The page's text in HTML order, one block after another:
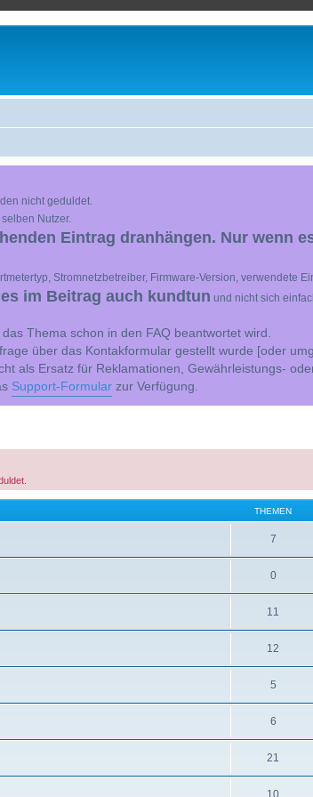
nicht geduldet.
Nutzer.
Eintrag dranhängen. Nur wenn
Stromnetzbetreiber, Firmware-Version, verwendete
im Beitrag auch kundtun und nicht sich
Thema schon in den FAQ beantwortet wird.
über das Kontakformular gestellt wurde [oder
als Ersatz für Reklamationen, Gewährleistungs-
Support-Formular zur Verfügung.
THEMEN
7
0
11
12
5
6
21
10